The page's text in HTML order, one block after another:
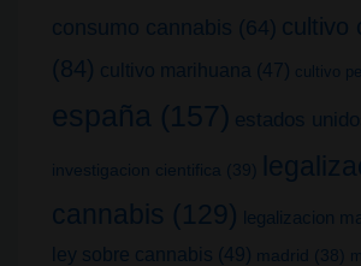
consumo cannabis (64) cultivo
(84) cultivo marihuana (47) cultivo
españa (157) estados
investigacion cientifica (39)
cannabis (129) legalizacion
ley sobre cannabis (49) madrid (38)